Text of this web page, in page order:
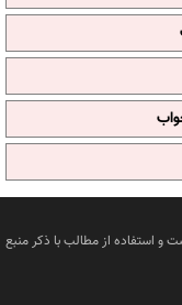
و استفاده از مطالب با ذکر منبع